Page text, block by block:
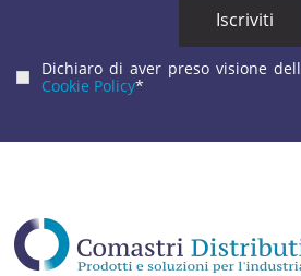
Dichiaro di aver preso visione
Cookie Policy*